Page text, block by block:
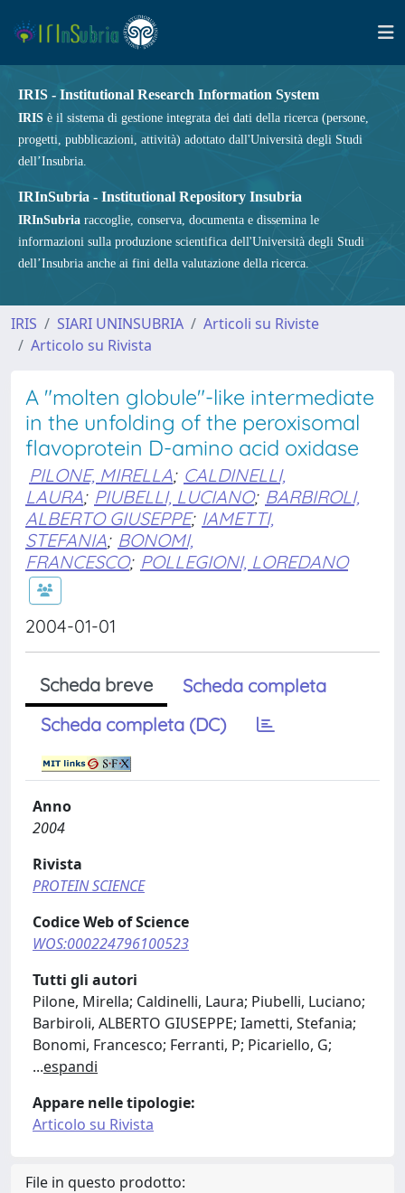
IRIS - Institutional Research Information System
IRIS è il sistema di gestione integrata dei dati della ricerca (persone,
progetti, pubblicazioni, attività) adottato dall'Università degli Studi
dell’Insubria.
IRInSubria - Institutional Repository Insubria
IRInSubria raccoglie, conserva, documenta e dissemina le
informazioni sulla produzione scientifica dell'Università degli Studi
dell’Insubria anche ai fini della valutazione della ricerca.
IRIS SIARI UNINSUBRIA
Articoli su Riviste
Articolo su Rivista
A "molten globule"-like intermediate
in the unfolding of the peroxisomal
flavoprotein D-amino acid oxidase
PILONE, MIRELLA; CALDINELLI,
LAURA; PIUBELLI, LUCIANO; BARBIROLI,
ALBERTO GIUSEPPE; IAMETTI,
STEFANIA; BONOMI,
FRANCESCO; POLLEGIONI, LOREDANO
2004-01-01
Scheda breve
Scheda completa
Scheda completa (DC)
Anno
2004
Rivista
PROTEIN SCIENCE
Codice Web of Science
WOS:000224796100523
Tutti gli autori
Pilone, Mirella; Caldinelli, Laura; Piubelli, Luciano;
Barbiroli, ALBERTO GIUSEPPE; Iametti, Stefania;
Bonomi, Francesco; Ferranti, P; Picariello, G;
...espandi
Appare nelle tipologie:
Articolo su Rivista
File in questo prodotto: